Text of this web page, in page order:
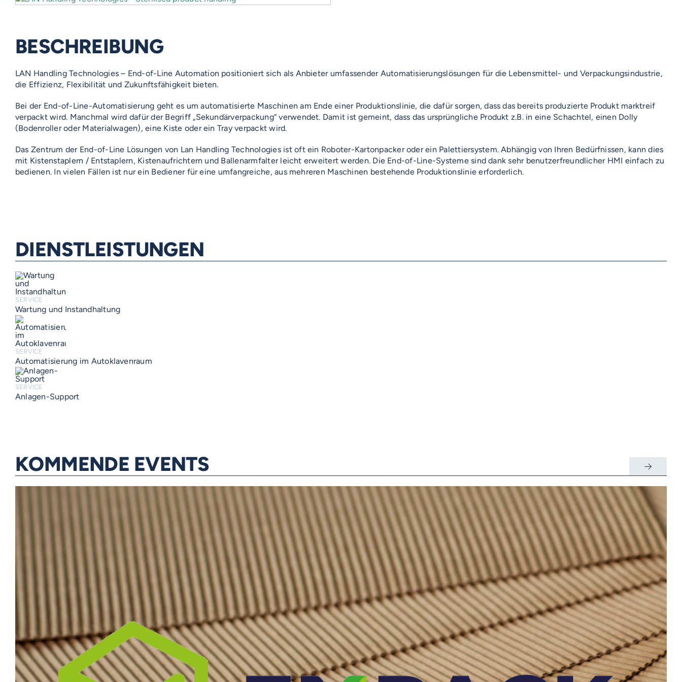
BESCHREIBUNG
LAN Handling Technologies – End-of-Line Automation positioniert sich als Anbieter umfassender Automatisierungslösungen für die Lebensmittel- und Verpackungsindustrie,
die Effizienz, Flexibilität und Zukunftsfähigkeit bieten.
Bei der End-of-Line-Automatisierung geht es um automatisierte Maschinen am Ende einer Produktionslinie, die dafür sorgen, dass das bereits produzierte Produkt marktreif
verpackt wird. Manchmal wird dafür der Begriff „Sekundärverpackung“ verwendet. Damit ist gemeint, dass das ursprüngliche Produkt z.B. in eine Schachtel, einen Dolly
(Bodenroller oder Materialwagen), eine Kiste oder ein Tray verpackt wird.
Das Zentrum der End-of-Line Lösungen von Lan Handling Technologies ist oft ein Roboter-Kartonpacker oder ein Palettiersystem. Abhängig von Ihren Bedürfnissen, kann dies
mit Kistenstaplern / Entstaplern, Kistenaufrichtern und Ballenarmfalter leicht erweitert werden. Die End-of-Line-Systeme sind dank sehr benutzerfreundlicher HMI einfach zu
bedienen. In vielen Fällen ist nur ein Bediener für eine umfangreiche, aus mehreren Maschinen bestehende Produktionslinie erforderlich.
DIENSTLEISTUNGEN
SERVICE
Wartung und Instandhaltung
SERVICE
Automatisierung im Autoklavenraum
SERVICE
Anlagen-Support
KOMMENDE EVENTS